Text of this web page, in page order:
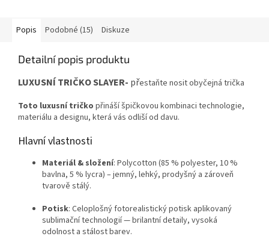
Popis Podobné (15) Diskuze
Detailní popis produktu
LUXUSNÍ TRIČKO SLAYER- přestaňte nosit obyčejná trička
Toto luxusní tričko přináší špičkovou kombinaci technologie,
materiálu a designu, která vás odliší od davu.
Hlavní vlastnosti
Materiál & složení: Polycotton (85 % polyester, 10 %
bavlna, 5 % lycra) – jemný, lehký, prodyšný a zároveň
tvarově stálý.
Potisk: Celoplošný fotorealistický potisk aplikovaný
sublimační technologií — brilantní detaily, vysoká
odolnost a stálost barev.